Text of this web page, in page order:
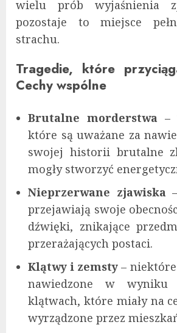
wielu prób wyjaśnienia
pozostaje to miejsce
strachu.
Tragedie, które
Cechy wspólne
Brutalne morderstwa–
które są uważane za
swojej historii brutalne
mogły stworzyć
Nieprzerwane zjawiska–
przejawiają swoje
dźwięki, znikające
przerażających postaci.
Klątwy i zemsty – niektóre
nawiedzone w wyniku
klątwach, które miały na
wyrządzone przez